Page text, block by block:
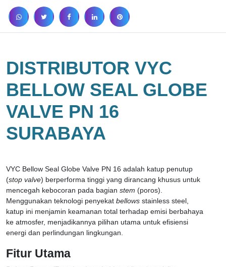
DISTRIBUTOR VYC
BELLOW SEAL GLOBE
VALVE PN 16
SURABAYA
VYC Bellow Seal Globe Valve PN 16 adalah katup penutup
(stop valve) berperforma tinggi yang dirancang khusus untuk
mencegah kebocoran pada bagian stem (poros).
Menggunakan teknologi penyekat bellows stainless steel,
katup ini menjamin keamanan total terhadap emisi berbahaya
ke atmosfer, menjadikannya pilihan utama untuk efisiensi
energi dan perlindungan lingkungan.
Fitur Utama